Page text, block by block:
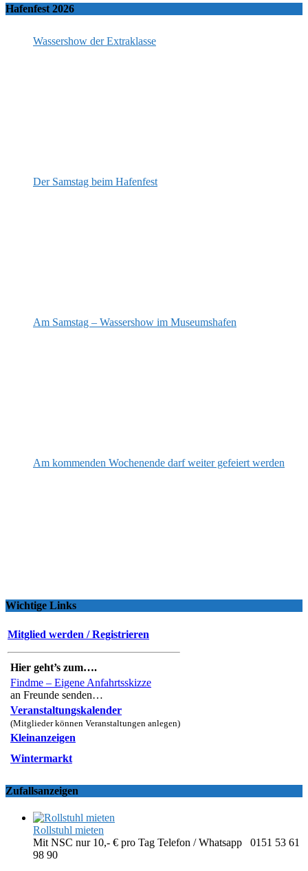
Hafenfest 2026
Wassershow der Extraklasse
Der Samstag beim Hafenfest
Am Samstag – Wassershow im Museumshafen
Am kommenden Wochenende darf weiter gefeiert werden
Wichtige Links
Mitglied werden / Registrieren
Hier geht’s zum….
Findme – Eigene Anfahrtsskizze
an Freunde senden…
Veranstaltungskalender
(Mitglieder können Veranstaltungen anlegen)
Kleinanzeigen
Wintermarkt
Zufallsanzeigen
Rollstuhl mieten
Mit NSC nur 10,- € pro Tag Telefon / Whatsapp 0151 53 61
98 90